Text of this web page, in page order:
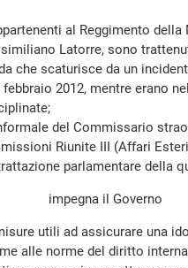
al Reggimento della
Latorre, sono
che scaturisce da un
2012, mentre erano
del Commissario
Riunite III (Affari
parlamentare della
impegna il Governo
utili ad assicurare una
alle norme del diritto